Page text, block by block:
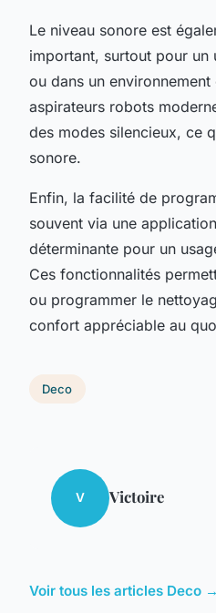
Le niveau sonore est
important, surtout pour un
ou dans un
aspirateurs robots
des modes silencieux, ce
sonore.
Enfin, la facilité de
souvent via une
déterminante pour un
Ces fonctionnalités
ou programmer le
confort appréciable au
Deco
V Victoire
Voir tous les articles Deco →